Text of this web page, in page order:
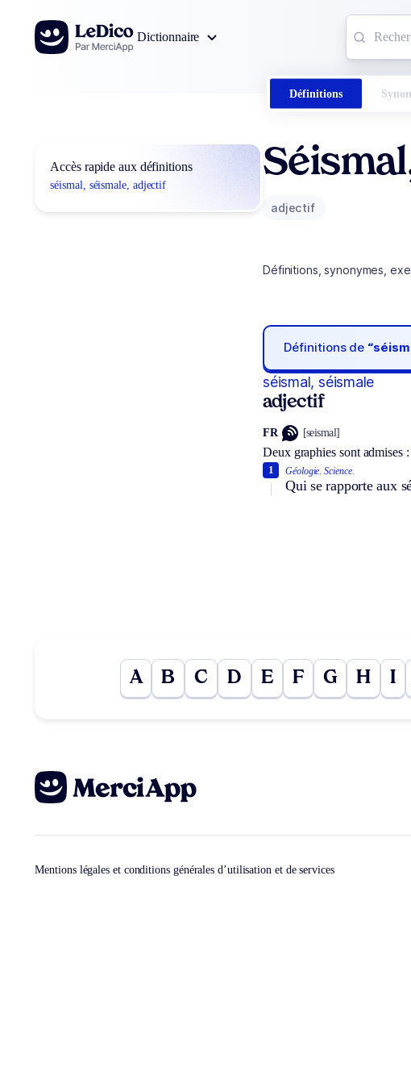
Aller au contenu
Dictionnaire
Définitions
Accès rapide aux définitions
séismal, séismale, adjectif
adjectif
Définitions, synonymes,
Définitions de
séismal, séismale
adjectif
FR [seismal]
Deux graphies sont admises :
Géologie. Science.
Qui se rapporte aux
1
A B C D E F G H I
Mentions légales et conditions générales d’utilisation et de services